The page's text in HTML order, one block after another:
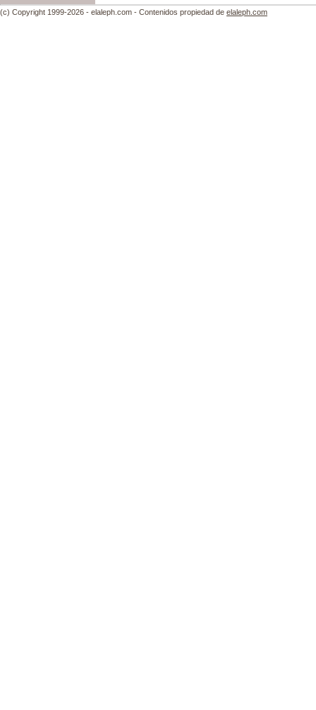
(c) Copyright 1999-2026 - elaleph.com - Contenidos propiedad de elaleph.com